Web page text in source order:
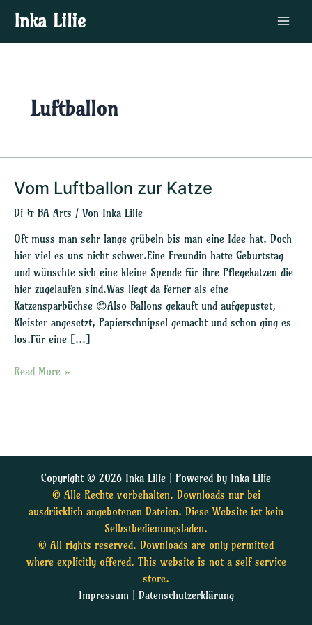
Inhalt
springen
Inka Lilie
Main
Menu
Luftballon
Vom Luftballon zur Katze
Di & BA Arts / Von Inka Lilie
Oft muss man sehr lange grübeln bis man eine Idee hat. Doch
hier viel es uns nicht schwer.Eine Freundin hatte Geburtstag
und wünschte sich eine kleine Spende für ihre Pflegekatzen die
hier zugelaufen sind.Was liegt da ferner als eine
Katzensparbüchse 😊Also Ballons gekauft und aufgepustet,
Kleister angesetzt, Papierschnipsel gemacht und schon ging es
los.Für eine […]
Vom
zur
Katze
Read More »
Copyright © 2026 Inka Lilie | Powered by Inka Lilie
© Alle Rechte vorbehalten. Downloads nur bei
ausdrücklich angebotenen Dateien. Diese Website ist kein
Selbstbedienungsladen.
© All rights reserved. Downloads are only permitted
where explicitly offered. This website is not a self service
store.
Impressum| Datenschutzerklärung